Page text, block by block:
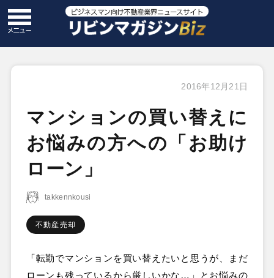
2016年12月21日
マンションの買い替えに
お悩みの方への「お助け
ローン」
takkennkousi
不動産売却
「転勤でマンションを買い替えたいと思うが、まだ
ローンも残っているから厳しいかな…」とお悩みの